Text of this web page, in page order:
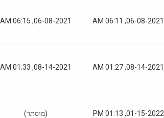
06-08-2021, 06:11 AM
06-08-2021, 06:15 AM
08-14-2021, 01:27 AM
08-14-2021, 01:33 AM
01-15-2022, 01:13 PM (מוסתר)